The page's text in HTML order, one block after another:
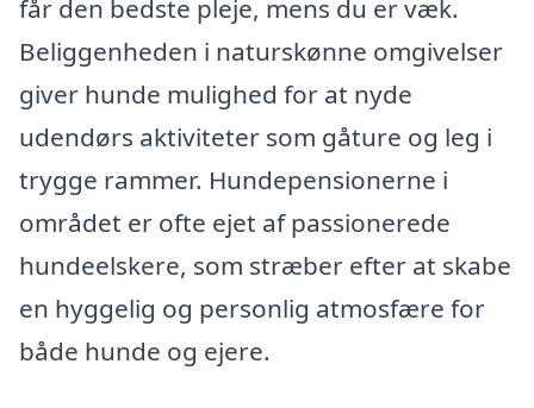
får den bedste pleje, mens du er væk.
Beliggenheden i naturskønne omgivelser
giver hunde mulighed for at nyde
udendørs aktiviteter som gåture og leg i
trygge rammer. Hundepensionerne i
området er ofte ejet af passionerede
hundeelskere, som stræber efter at skabe
en hyggelig og personlig atmosfære for
både hunde og ejere.